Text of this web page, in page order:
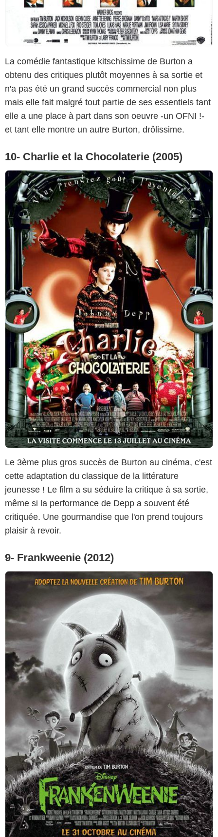
La comédie fantastique kitschissime de Burton a
obtenu des critiques plutôt moyennes à sa sortie et
n'a pas été un grand succès commercial non plus
mais elle fait malgré tout partie de ses essentiels tant
elle a une place à part dans son oeuvre -un OFNI !-
et tant elle montre un autre Burton, drôlissime.
10- Charlie et la Chocolaterie (2005)
Le 3ème plus gros succès de Burton au cinéma, c'est
cette adaptation du classique de la littérature
jeunesse ! Le film a su séduire la critique à sa sortie,
même si la performance de Depp a souvent été
critiquée. Une gourmandise que l'on prend toujours
plaisir à revoir.
9- Frankweenie (2012)